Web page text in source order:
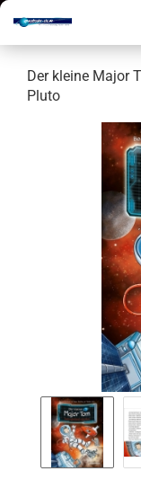
Der klei­ne Major
Pluto